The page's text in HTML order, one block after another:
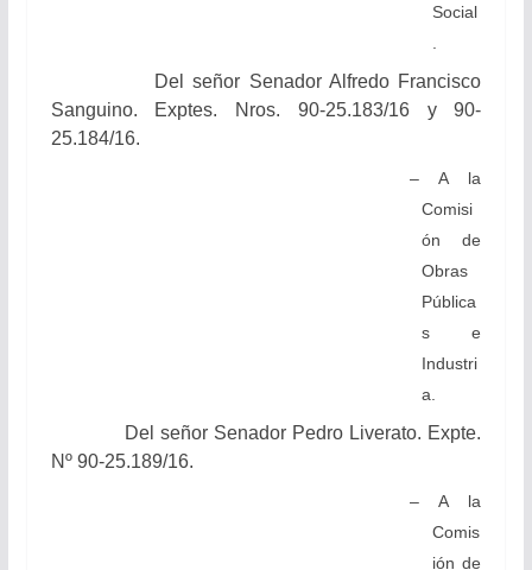
Social
Del señor Senador Alfredo Francisco
Sanguino. Exptes. Nros. 90-25.183/16 y 90-
25.184/16.
– A la
Comisi
ón de
Obras
Pública
s e
Industri
a.
Del señor Senador Pedro Liverato. Expte.
Nº 90-25.189/16.
– A la
Comis
ión de